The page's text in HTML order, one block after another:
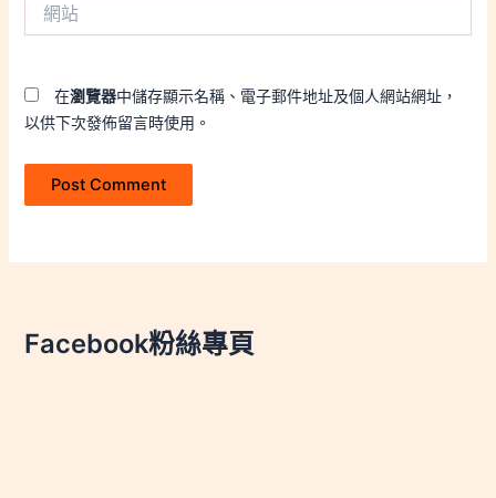
在瀏覽器中儲存顯示名稱、電子郵件地址及個人網站網址，
以供下次發佈留言時使用。
Facebook粉絲專頁